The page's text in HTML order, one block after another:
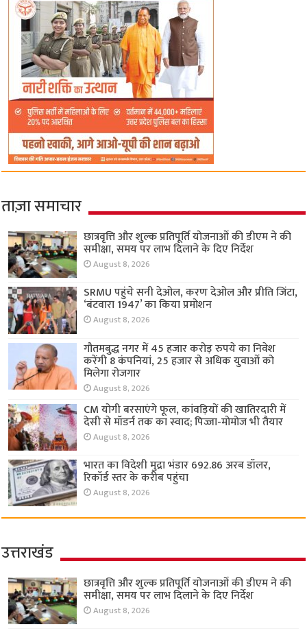
ताज़ा समाचार
छात्रवृत्ति और शुल्क प्रतिपूर्ति योजनाओं की डीएम ने की
समीक्षा, समय पर लाभ दिलाने के दिए निर्देश
August 8, 2026
SRMU पहुंचे सनी देओल, करण देओल और प्रीति जिंटा,
‘बंटवारा 1947’ का किया प्रमोशन
August 8, 2026
गौतमबुद्ध नगर में 45 हजार करोड़ रुपये का निवेश
करेंगी 8 कंपनियां, 25 हजार से अधिक युवाओं को
मिलेगा रोजगार
August 8, 2026
CM योगी बरसाएंगे फूल, कांवड़ियों की खातिरदारी में
देसी से मॉडर्न तक का स्वाद; पिज्जा-मोमोज भी तैयार
August 8, 2026
भारत का विदेशी मुद्रा भंडार 692.86 अरब डॉलर,
रिकॉर्ड स्तर के करीब पहुंचा
August 8, 2026
उत्तराखंड
छात्रवृत्ति और शुल्क प्रतिपूर्ति योजनाओं की डीएम ने की
समीक्षा, समय पर लाभ दिलाने के दिए निर्देश
August 8, 2026